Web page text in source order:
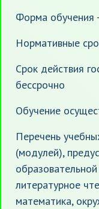
Форма обучения
Нормативные
Срок действия
бессрочно
Обучение
Перечень
(модулей),
литературное
математика,